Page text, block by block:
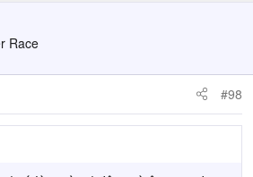
Race
#98